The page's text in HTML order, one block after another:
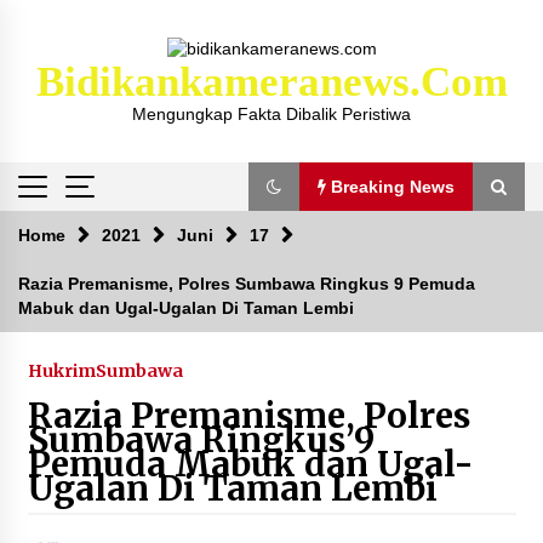
Bidikankameranews.com
Mengungkap Fakta Dibalik Peristiwa
Breaking News
Breaking News
Kejaksaan KSB Mulai Lidik Mafia Tanah Desa
Sekongkang Bawah
2 tahun ago
Laporan Dugaan Pencabulan di Desa Sepayung
Kec. Plampang, Polres Sumbawa Pastikan
Proses Penyelidikan Berjalan Maksimal
4 minggu ago
Home 2021 Juni 17
Razia Premanisme, Polres Sumbawa Ringkus 9 Pemuda
Mabuk dan Ugal-Ugalan Di Taman Lembi
HukrimSumbawa
Razia Premanisme, Polres
Sumbawa Ringkus 9
Pemuda Mabuk dan Ugal-
Ugalan Di Taman Lembi